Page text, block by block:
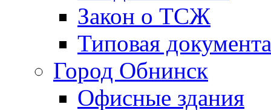
Закон о ТСЖ
Типовая
Город Обнинск
Офисные здания